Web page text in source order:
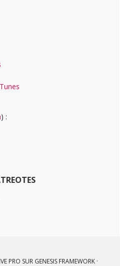
) :
PRO SUR GENESIS FRAMEWORK ·